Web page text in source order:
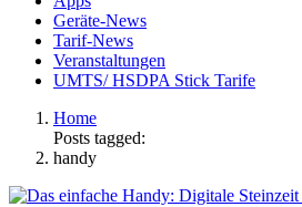
Geräte-News
Tarif-News
Veranstaltungen
UMTS/ HSDPA Stick Tarife
Home
Posts tagged:
handy